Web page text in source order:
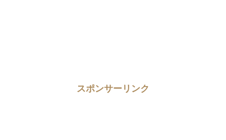
スポンサーリンク